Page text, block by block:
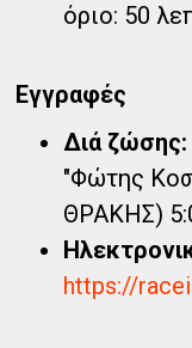
όριο: 50
Εγγραφές
Διά ζώσης:
"Φώτης
ΘΡΑΚΗΣ)
https://